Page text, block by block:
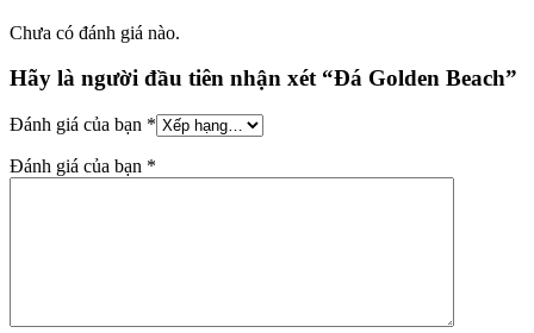
Chưa có đánh giá nào.
Hãy là người đầu tiên nhận xét “Đá Golden Beach”
Đánh giá của bạn *
Đánh giá của bạn *